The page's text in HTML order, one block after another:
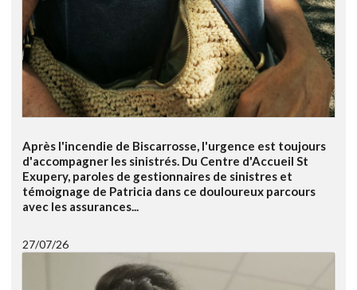
Après l'incendie de Biscarrosse, l'urgence est toujours
d'accompagner les sinistrés. Du Centre d'Accueil St
Exupery, paroles de gestionnaires de sinistres et
témoignage de Patricia dans ce douloureux parcours
avec les assurances...
27/07/26